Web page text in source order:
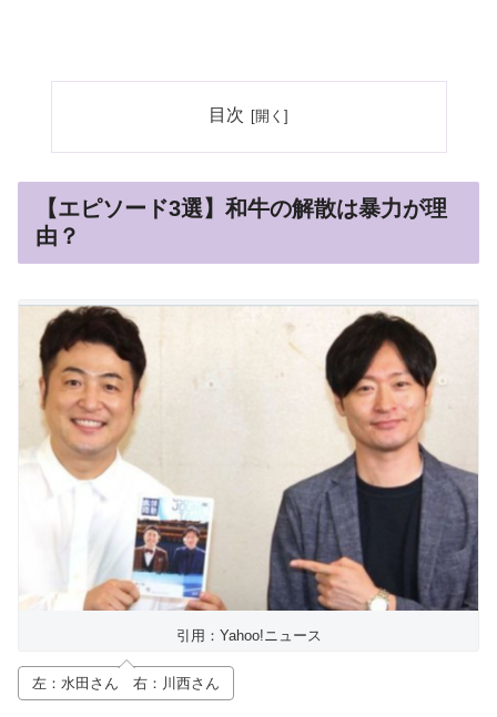
目次
【エピソード3選】和牛の解散は暴力が理
由？
引用：Yahoo!ニュース
左：水田さん 右：川西さん